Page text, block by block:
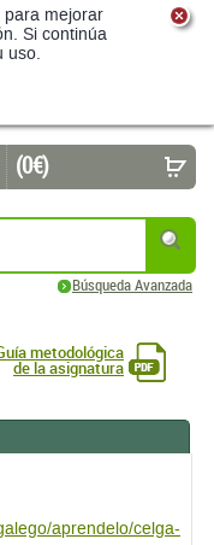
para mejorar
Si continúa
uso.
Búsqueda Avanzada
(0 €)
metodológica
de la asignatura
aprendelo/celga-